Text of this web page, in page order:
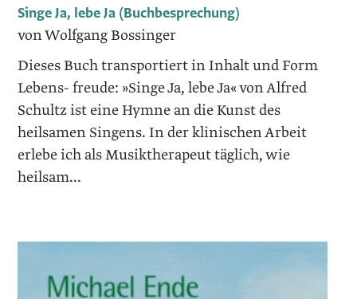
Singe Ja, lebe Ja (Buchbesprechung)
von Wolfgang Bossinger
Dieses Buch transportiert in Inhalt und Form
Lebens- freude: »Singe Ja, lebe Ja« von Alfred
Schultz ist eine Hymne an die Kunst des
heilsamen Singens. In der klinischen Arbeit
erlebe ich als Musiktherapeut täglich, wie
heilsam...